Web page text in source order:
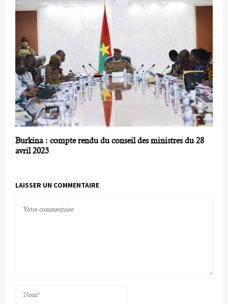
Burkina : compte rendu du conseil des ministres du 28
avril 2023
LAISSER UN COMMENTAIRE